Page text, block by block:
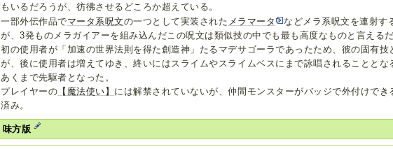
もいるだろうが、彷彿させるどころか超えている。
一部外伝作品でマータ系呪文の一つとして実装された メラマータ
などメラ系呪文を連射す
が、3発ものメラガイアーを組み込んだこの呪文は類似技の中でも最も高度なものと言えるだ
初の使用者が「加速の世界法則を得た創造神」たるマデサゴーラであったため、彼の固有技
が、後に使用者は増えてゆき、終いにはスライムやスライムベスにまで詠唱されることとな
あくまで先駆者となった。
プレイヤーの 【魔法使い】 には解禁されていないが、仲間モンスターがバッジで外付けでき
済み。
味方版